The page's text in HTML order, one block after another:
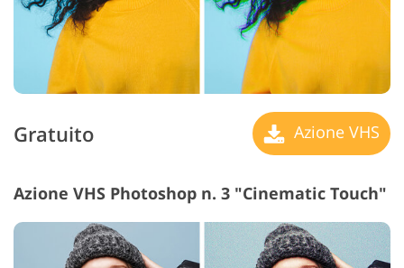
Gratuito Azione VHS
Azione VHS Photoshop n. 3 "Cinematic Touch"